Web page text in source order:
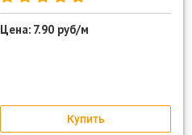
Цена: 7.90 руб/м
Купить